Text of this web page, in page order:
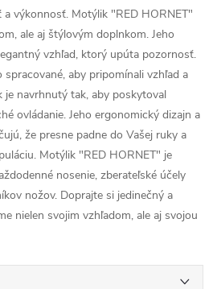
výkonnosť. Motýlik "RED HORNET"
ale aj štýlovým doplnkom. Jeho
vzhľad, ktorý upúta pozornosť.
aby pripomínali vzhľad a
je navrhnutý tak, aby poskytoval
ovládanie. Jeho ergonomický dizajn a
že presne padne do Vašej ruky a
Motýlik "RED HORNET" je
nosenie, zberateľské účely
nožov. Doprajte si jedinečný a
nielen svojim vzhľadom, ale aj svojou